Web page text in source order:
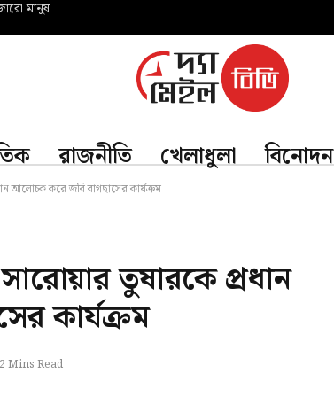
মানুষ
রাজনীতি খেলাধুলা বিনোদন
আলোচক করে জবি বাগছাসের কার্যক্রম
তুষারকে প্রধান
কার্যক্রম
2 Mins Read